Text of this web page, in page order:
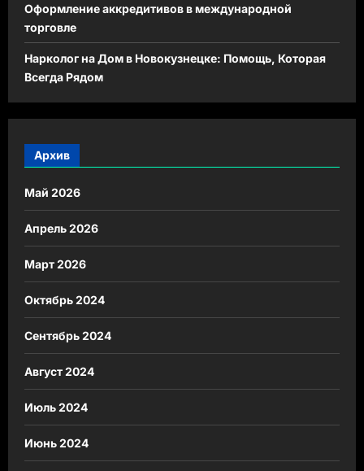
Оформление аккредитивов в международной
торговле
Нарколог на Дом в Новокузнецке: Помощь, Которая
Всегда Рядом
Архив
Май 2026
Апрель 2026
Март 2026
Октябрь 2024
Сентябрь 2024
Август 2024
Июль 2024
Июнь 2024